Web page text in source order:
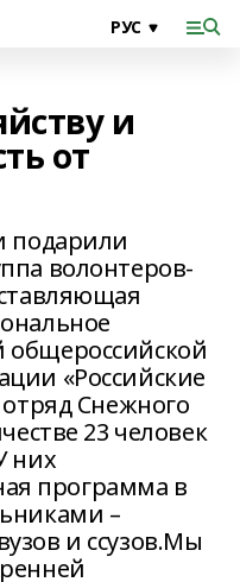
и
от
подарили
волонтеров-
«Российские
Снежного
23 человек
них
программа в
–
и ссузов.Мы